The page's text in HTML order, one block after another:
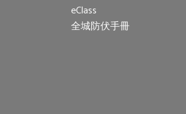
eClass
全城防伏手冊